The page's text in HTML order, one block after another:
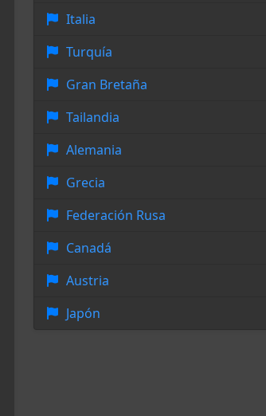
Italia
Turquía
Gran Bretaña
Tailandia
Alemania
Grecia
Federación Rusa
Canadá
Austria
Japón